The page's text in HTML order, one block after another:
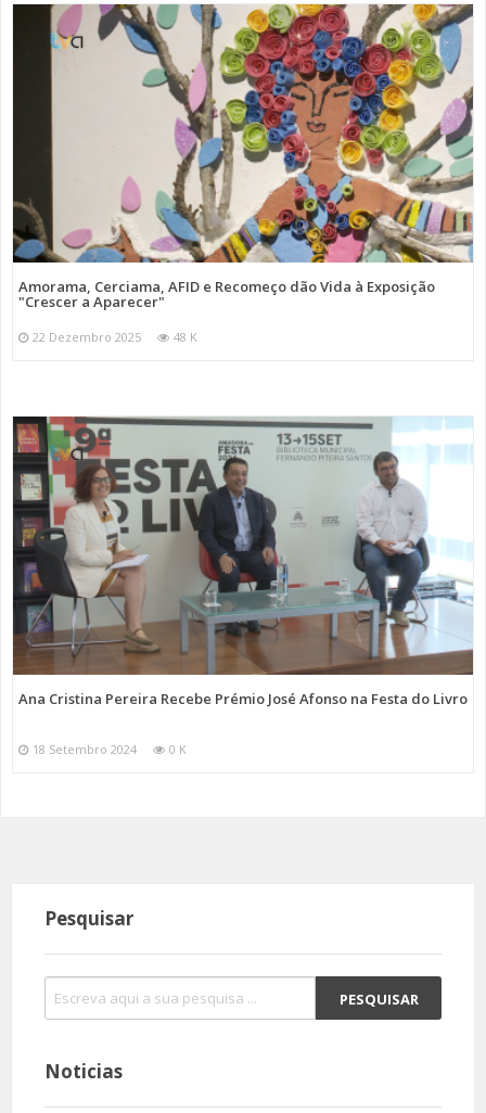
Amorama, Cerciama, AFID e Recomeço dão Vida à Exposição
"Crescer a Aparecer"
22 Dezembro 2025 48 K
Ana Cristina Pereira Recebe Prémio José Afonso na Festa do Livro
18 Setembro 2024 0 K
Pesquisar
Noticias